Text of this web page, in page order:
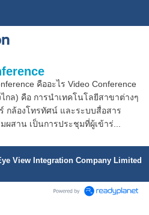
คืออะไร Video Conference
กล) คือ การนำเทคโนโลยีสาขาต่างๆ
กล้องโทรทัศน์ และระบบสื่อสาร
สาน เป็นการประชุมที่ผู้เข้าร่...
View Integration Company Limited